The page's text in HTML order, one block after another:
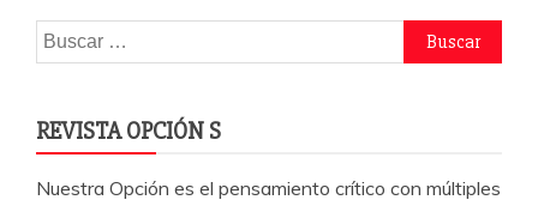
Buscar:
REVISTA OPCIÓN S
Nuestra Opción es el pensamiento crítico con múltiples